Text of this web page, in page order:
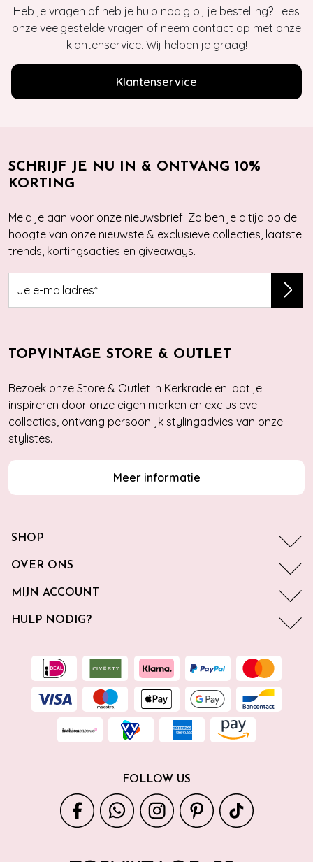
Heb je vragen of heb je hulp nodig bij je bestelling? Lees
onze veelgestelde vragen of neem contact op met onze
klantenservice. Wij helpen je graag!
Klantenservice
SCHRIJF JE NU IN & ONTVANG 10%
KORTING
Meld je aan voor onze nieuwsbrief. Zo ben je altijd op de
hoogte van onze nieuwste & exclusieve collecties, laatste
trends, kortingsacties en giveaways.
TOPVINTAGE STORE & OUTLET
Bezoek onze Store & Outlet in Kerkrade en laat je
inspireren door onze eigen merken en exclusieve
collecties, ontvang persoonlijk stylingadvies van onze
stylistes.
Meer informatie
SHOP
OVER ONS
MIJN ACCOUNT
HULP NODIG?
FOLLOW US